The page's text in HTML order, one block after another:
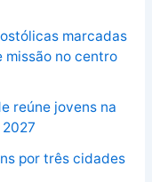
marcadas
missão no centro
reúne jovens na
por três cidades